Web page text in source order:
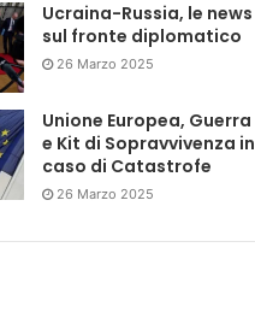
Ucraina-Russia, le news
sul fronte diplomatico
26 Marzo 2025
Unione Europea, Guerra
e Kit di Sopravvivenza in
caso di Catastrofe
26 Marzo 2025